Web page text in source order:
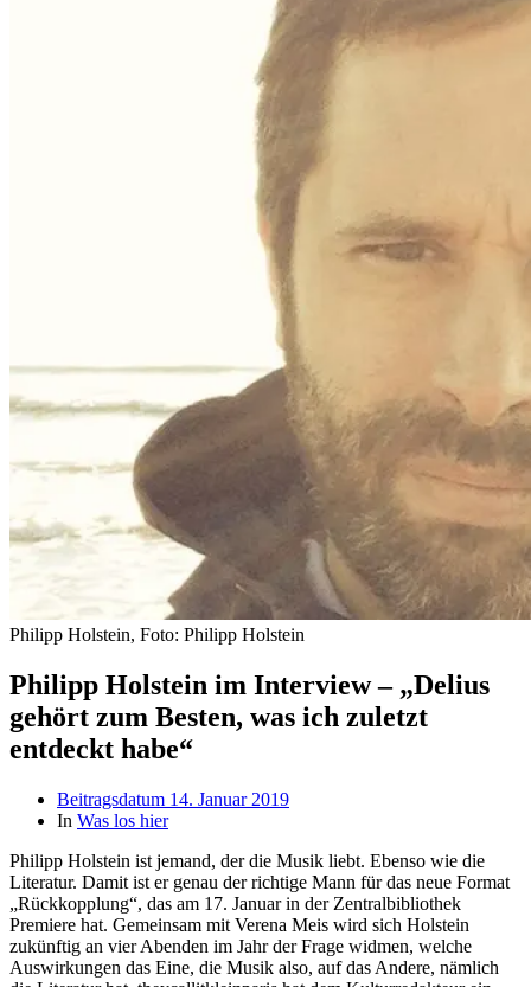
Philipp Holstein, Foto: Philipp Holstein
Philipp Holstein im Interview – „Delius
gehört zum Besten, was ich zuletzt
entdeckt habe“
Beitragsdatum 14. Januar 2019
In Was los hier
Philipp Holstein ist jemand, der die Musik liebt. Ebenso wie die
Literatur. Damit ist er genau der richtige Mann für das neue Format
„Rückkopplung“, das am 17. Januar in der Zentralbibliothek
Premiere hat. Gemeinsam mit Verena Meis wird sich Holstein
zukünftig an vier Abenden im Jahr der Frage widmen, welche
Auswirkungen das Eine, die Musik also, auf das Andere, nämlich